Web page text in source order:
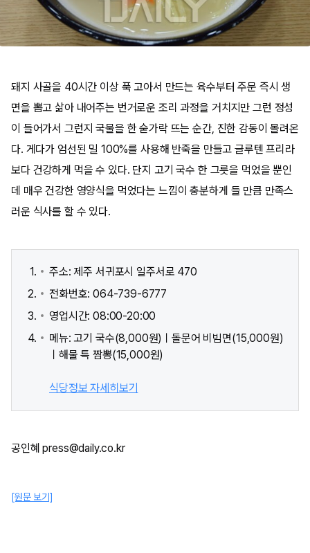
돼지 사골을 40시간 이상 푹 고아서 만드는 육수부터 주문 즉시 생
면을 뽑고 삶아 내어주는 번거로운 조리 과정을 거치지만 그런 정성
이 들어가서 그런지 국물을 한 숟가락 뜨는 순간, 진한 감동이 몰려온
다. 게다가 엄선된 밀 100%를 사용해 반죽을 만들고 글루텐 프리라
보다 건강하게 먹을 수 있다. 단지 고기 국수 한 그릇을 먹었을 뿐인
데 매우 건강한 영양식을 먹었다는 느낌이 충분하게 들 만큼 만족스
러운 식사를 할 수 있다.
주소: 제주 서귀포시 일주서로 470
전화번호: 064-739-6777
영업시간: 08:00-20:00
메뉴: 고기 국수(8,000원)ㅣ돌문어 비빔면(15,000원)
ㅣ해물 특 짬뽕(15,000원)
식당정보 자세히보기
공인혜 press@daily.co.kr
[원문 보기]